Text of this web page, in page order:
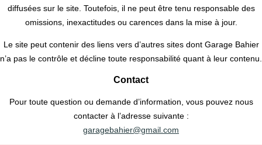
diffusées sur le site. Toutefois, il ne peut être tenu responsable des
omissions, inexactitudes ou carences dans la mise à jour.
Le site peut contenir des liens vers d’autres sites dont Garage Bahier
n’a pas le contrôle et décline toute responsabilité quant à leur contenu.
Contact
Pour toute question ou demande d’information, vous pouvez nous
contacter à l’adresse suivante :
garagebahier@gmail.com